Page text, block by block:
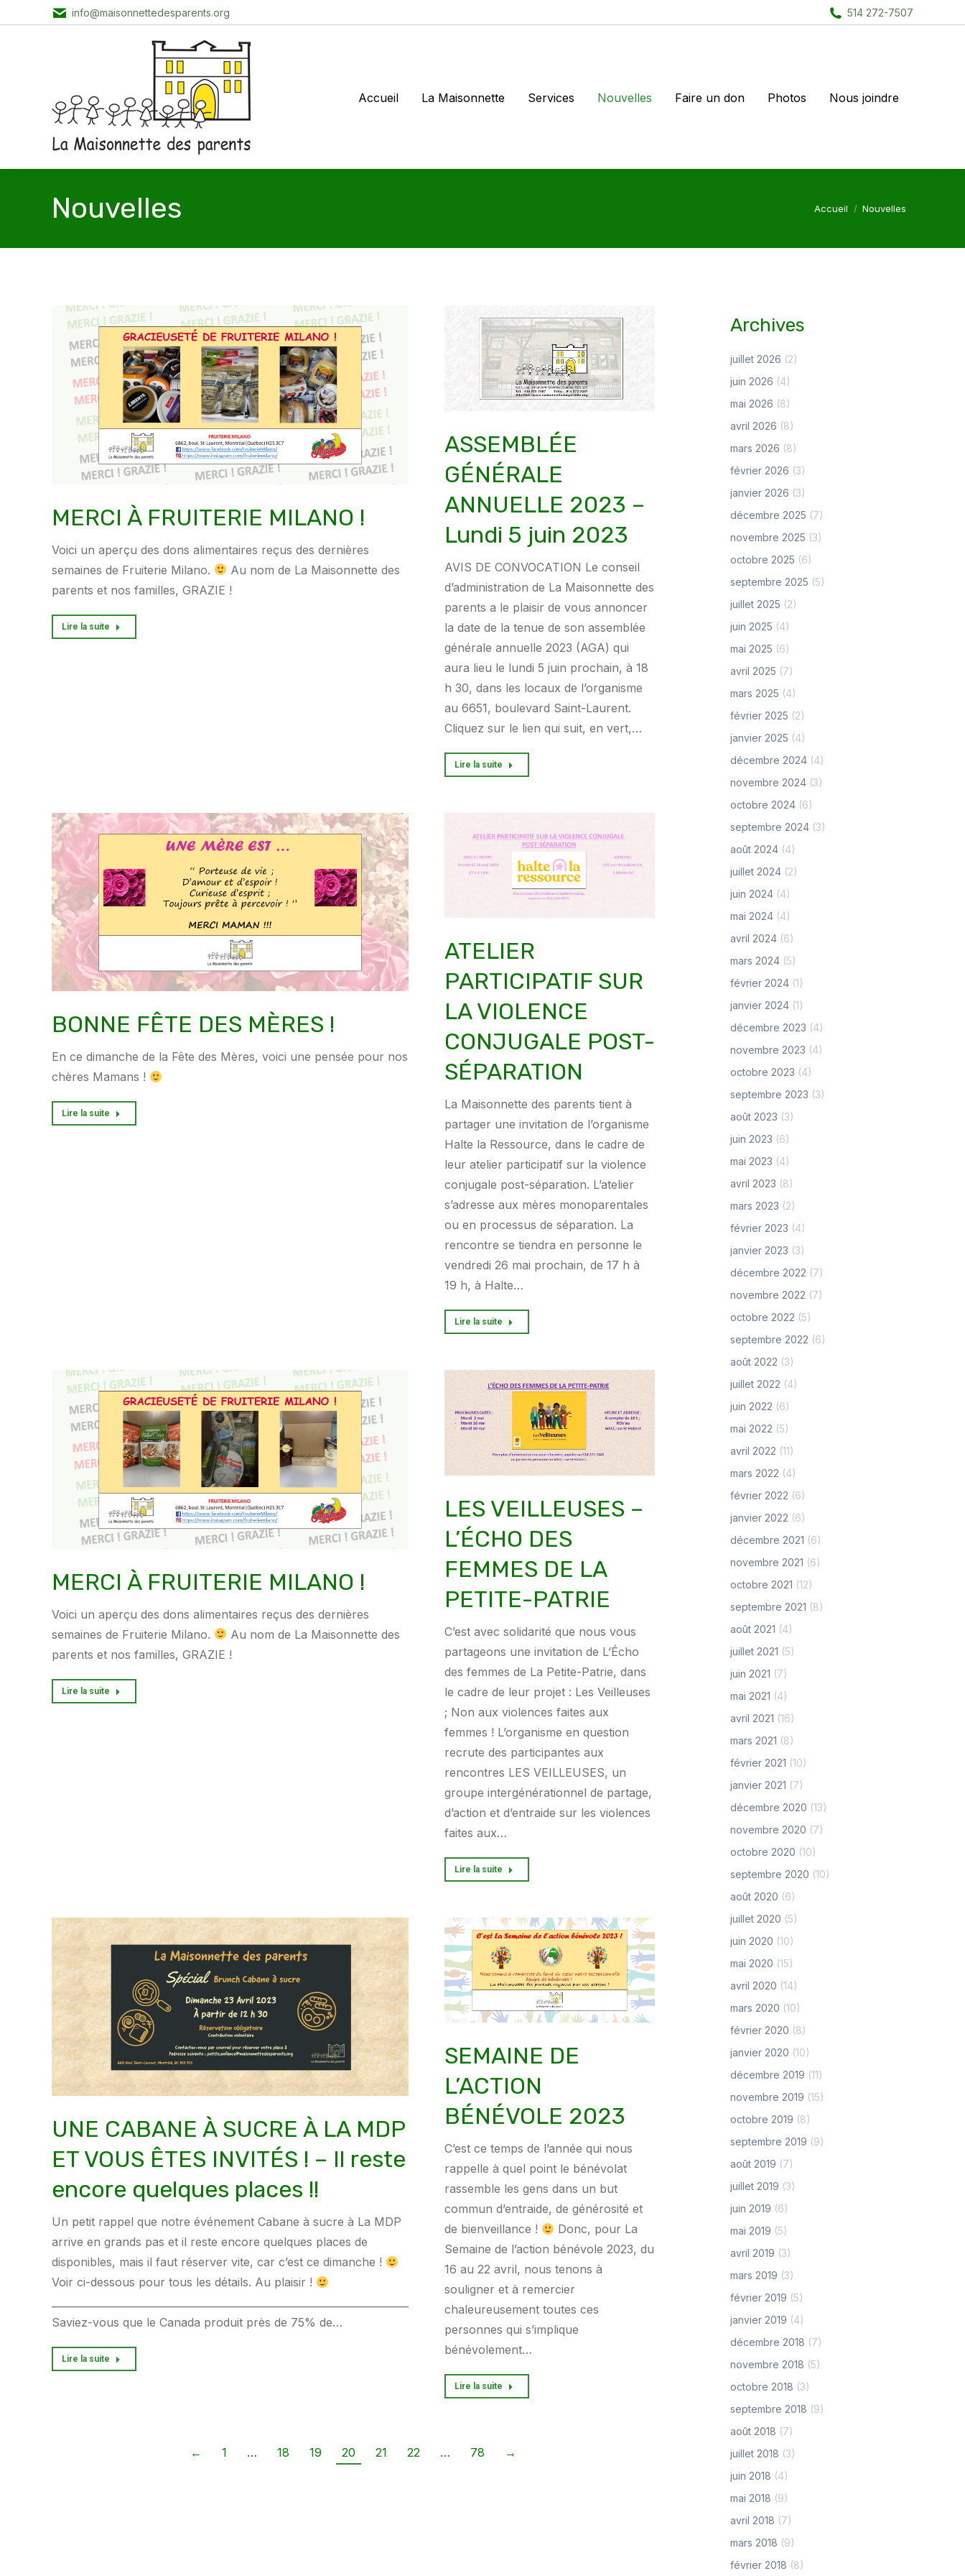
info@maisonnettedesparents.org 514 272-7507
Accueil La Maisonnette Services Nouvelles Faire un don Photos Nous joindre
Nouvelles Vous êtes ici :
Accueil Nouvelles
MERCI À FRUITERIE MILANO !
Voici un aperçu des dons alimentaires reçus des dernières
semaines de Fruiterie Milano.
Au nom de La Maisonnette des
parents et nos familles, GRAZIE !
Lire la suite
ASSEMBLÉE
GÉNÉRALE
ANNUELLE 2023 –
Lundi 5 juin 2023
AVIS DE CONVOCATION Le conseil
d’administration de La Maisonnette des
parents a le plaisir de vous annoncer
la date de la tenue de son assemblée
générale annuelle 2023 (AGA) qui
aura lieu le lundi 5 juin prochain, à 18
h 30, dans les locaux de l’organisme
au 6651, boulevard Saint-Laurent.
Cliquez sur le lien qui suit, en vert,…
Lire la suite
BONNE FÊTE DES MÈRES !
En ce dimanche de la Fête des Mères, voici une pensée pour nos
chères Mamans !
Lire la suite
ATELIER
PARTICIPATIF SUR
LA VIOLENCE
CONJUGALE POST-
SÉPARATION
La Maisonnette des parents tient à
partager une invitation de l’organisme
Halte la Ressource, dans le cadre de
leur atelier participatif sur la violence
conjugale post-séparation. L’atelier
s’adresse aux mères monoparentales
ou en processus de séparation. La
rencontre se tiendra en personne le
vendredi 26 mai prochain, de 17 h à
19 h, à Halte…
Lire la suite
MERCI À FRUITERIE MILANO !
Voici un aperçu des dons alimentaires reçus des dernières
semaines de Fruiterie Milano.
Au nom de La Maisonnette des
parents et nos familles, GRAZIE !
Lire la suite
LES VEILLEUSES –
L’ÉCHO DES
FEMMES DE LA
PETITE-PATRIE
C’est avec solidarité que nous vous
partageons une invitation de L’Écho
des femmes de La Petite-Patrie, dans
le cadre de leur projet : Les Veilleuses
; Non aux violences faites aux
femmes ! L’organisme en question
recrute des participantes aux
rencontres LES VEILLEUSES, un
groupe intergénérationnel de partage,
d’action et d’entraide sur les violences
faites aux…
Lire la suite
UNE CABANE À SUCRE À LA MDP
ET VOUS ÊTES INVITÉS ! – Il reste
encore quelques places !!
Un petit rappel que notre événement Cabane à sucre à La MDP
arrive en grands pas et il reste encore quelques places de
disponibles, mais il faut réserver vite, car c’est ce dimanche !
Voir ci-dessous pour tous les détails. Au plaisir !
Saviez-vous que le Canada produit près de 75% de…
Lire la suite
SEMAINE DE
L’ACTION
BÉNÉVOLE 2023
C’est ce temps de l’année qui nous
rappelle à quel point le bénévolat
rassemble les gens dans un but
commun d’entraide, de générosité et
de bienveillance !
Donc, pour La
Semaine de l’action bénévole 2023, du
16 au 22 avril, nous tenons à
souligner et à remercier
chaleureusement toutes ces
personnes qui s’implique
bénévolement…
Lire la suite
← 1 … 18 19 20 21 22 … 78 →
Archives
juillet 2026 (2)
juin 2026 (4)
mai 2026 (8)
avril 2026 (8)
mars 2026 (8)
février 2026 (3)
janvier 2026 (3)
décembre 2025 (7)
novembre 2025 (3)
octobre 2025 (6)
septembre 2025 (5)
juillet 2025 (2)
juin 2025 (4)
mai 2025 (6)
avril 2025 (7)
mars 2025 (4)
février 2025 (2)
janvier 2025 (4)
décembre 2024 (4)
novembre 2024 (3)
octobre 2024 (6)
septembre 2024 (3)
août 2024 (4)
juillet 2024 (2)
juin 2024 (4)
mai 2024 (4)
avril 2024 (6)
mars 2024 (5)
février 2024 (1)
janvier 2024 (1)
décembre 2023 (4)
novembre 2023 (4)
octobre 2023 (4)
septembre 2023 (3)
août 2023 (3)
juin 2023 (6)
mai 2023 (4)
avril 2023 (8)
mars 2023 (2)
février 2023 (4)
janvier 2023 (3)
décembre 2022 (7)
novembre 2022 (7)
octobre 2022 (5)
septembre 2022 (6)
août 2022 (3)
juillet 2022 (4)
juin 2022 (6)
mai 2022 (5)
avril 2022 (11)
mars 2022 (4)
février 2022 (6)
janvier 2022 (6)
décembre 2021 (6)
novembre 2021 (6)
octobre 2021 (12)
septembre 2021 (8)
août 2021 (4)
juillet 2021 (5)
juin 2021 (7)
mai 2021 (4)
avril 2021 (16)
mars 2021 (8)
février 2021 (10)
janvier 2021 (7)
décembre 2020 (13)
novembre 2020 (7)
octobre 2020 (10)
septembre 2020 (10)
août 2020 (6)
juillet 2020 (5)
juin 2020 (10)
mai 2020 (15)
avril 2020 (14)
mars 2020 (10)
février 2020 (8)
janvier 2020 (10)
décembre 2019 (11)
novembre 2019 (15)
octobre 2019 (8)
septembre 2019 (9)
août 2019 (7)
juillet 2019 (3)
juin 2019 (6)
mai 2019 (5)
avril 2019 (3)
mars 2019 (3)
février 2019 (5)
janvier 2019 (4)
décembre 2018 (7)
novembre 2018 (5)
octobre 2018 (3)
septembre 2018 (9)
août 2018 (7)
juillet 2018 (3)
juin 2018 (4)
mai 2018 (9)
avril 2018 (7)
mars 2018 (9)
février 2018 (8)